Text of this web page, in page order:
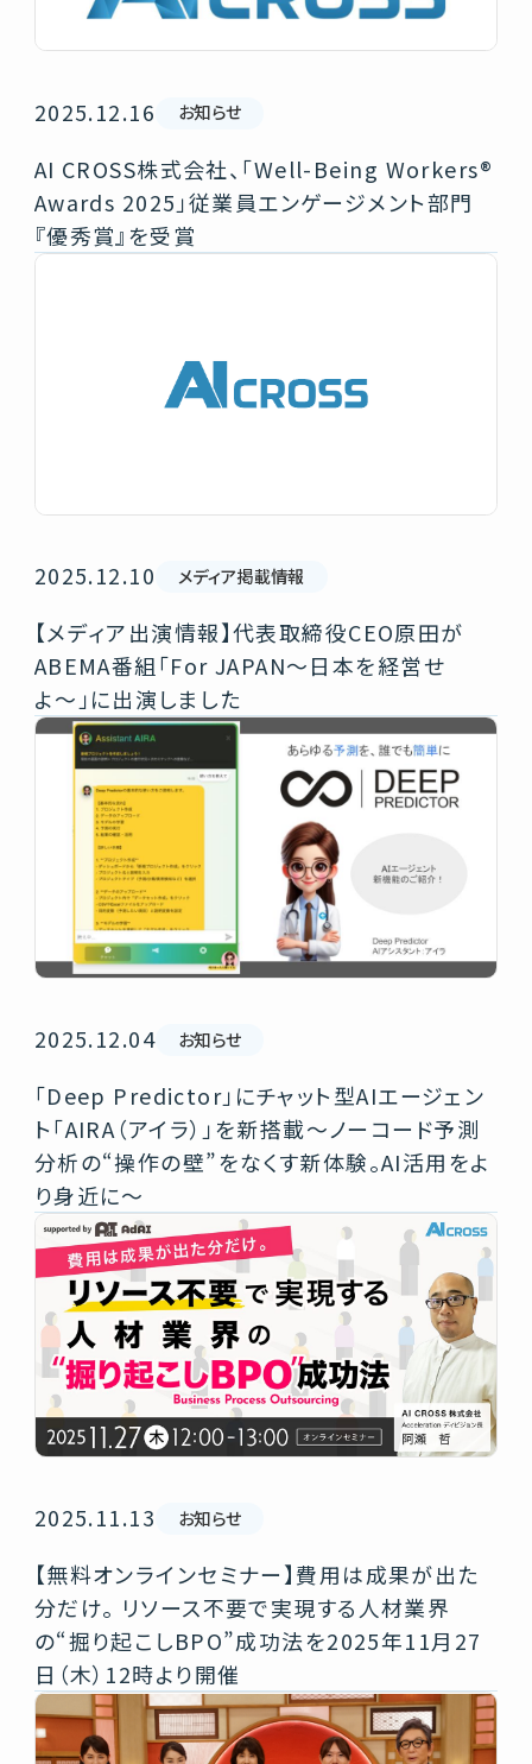
2025.12.16 お知らせ
AI CROSS株式会社、「Well-Being Workers®︎
Awards 2025」従業員エンゲージメント部門
『優秀賞』を受賞
2025.12.10 メディア掲載情報
【メディア出演情報】代表取締役CEO原田が
ABEMA番組「For JAPAN〜日本を経営せ
よ〜」に出演しました
2025.12.04 お知らせ
「Deep Predictor」にチャット型AIエージェン
ト「AIRA（アイラ）」を新搭載～ノーコード予測
分析の“操作の壁”をなくす新体験。AI活用をよ
り身近に～
2025.11.13 お知らせ
【無料オンラインセミナー】費用は成果が出た
分だけ。 リソース不要で実現する人材業界
の“掘り起こしBPO”成功法を2025年11月27
日（木）12時より開催